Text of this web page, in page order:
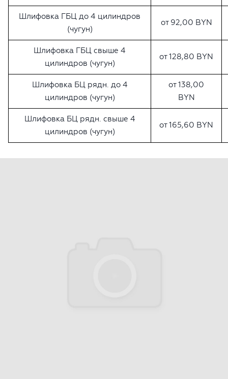
Шлифовка ГБЦ до 4 цилиндров
(чугун)
от 92,00 BYN
Шлифовка ГБЦ свыше 4
цилиндров (чугун)
от 128,80 BYN
Шлифовка БЦ рядн. до 4
цилиндров (чугун)
от 138,00
BYN
Шлифовка БЦ рядн. свыше 4
цилиндров (чугун)
от 165,60 BYN